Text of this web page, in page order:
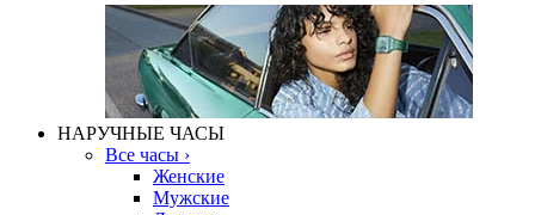
НАРУЧНЫЕ ЧАСЫ
Все часы ›
Женские
Мужские